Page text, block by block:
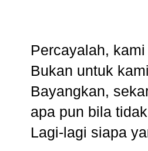
Percayalah,
Bukan untuk
Bayangkan,
apa pun bila
Lagi-lagi siapa